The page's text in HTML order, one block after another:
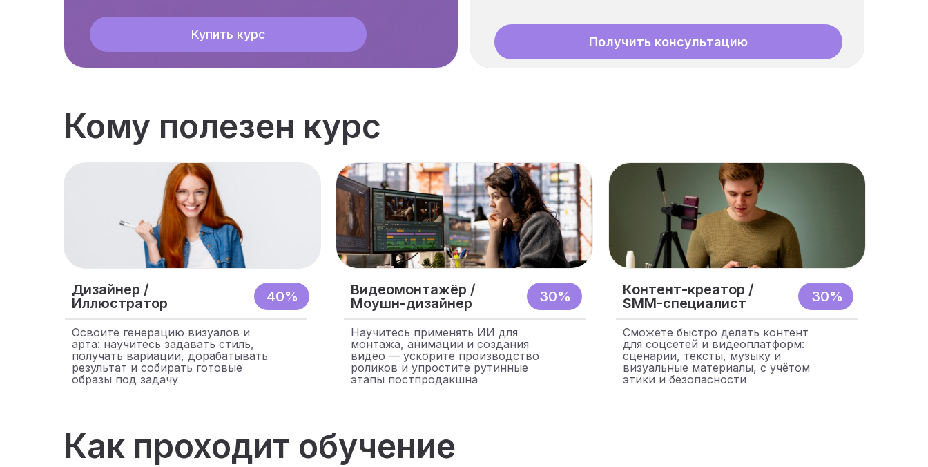
Получить консультацию
Купить курс
Кому полезен курс
Дизайнер /
Иллюстратор
Освоите генерацию визуалов и
арта: научитесь задавать стиль,
получать вариации, дорабатывать
результат и собирать готовые
образы под задачу
40%
Видеомонтажёр /
Моушн-дизайнер
Научитесь применять ИИ для
монтажа, анимации и создания
видео — ускорите производство
роликов и упростите рутинные
этапы постпродакшна
30%
Контент-креатор /
SMM-специалист
Сможете быстро делать контент
для соцсетей и видеоплатформ:
сценарии, тексты, музыку и
визуальные материалы, с учётом
этики и безопасности
30%
Как проходит обучение